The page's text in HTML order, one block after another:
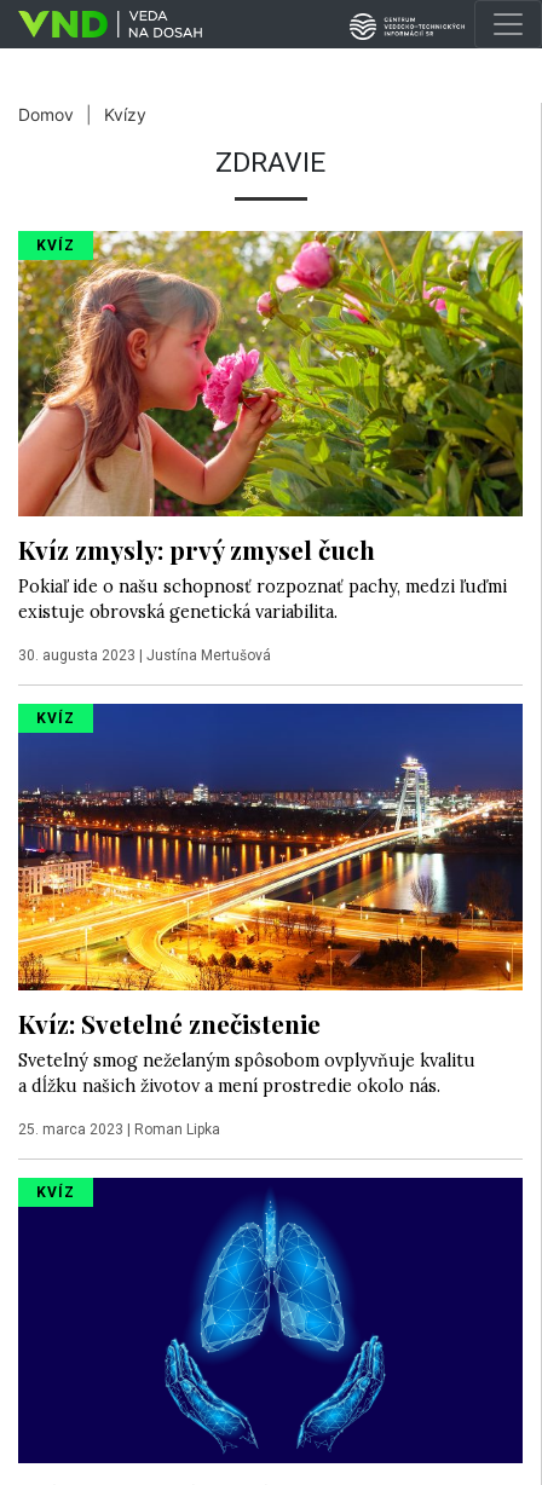
Domov Kvízy
ZDRAVIE
KVÍZ
Kvíz zmysly: prvý zmysel čuch
Pokiaľ ide o našu schopnosť rozpoznať pachy, medzi ľuďmi
existuje obrovská genetická variabilita.
30. augusta 2023 Justína Mertušová
KVÍZ
Kvíz: Svetelné znečistenie
Svetelný smog neželaným spôsobom ovplyvňuje kvalitu
a dĺžku našich životov a mení prostredie okolo nás.
25. marca 2023 | Roman Lipka
KVÍZ